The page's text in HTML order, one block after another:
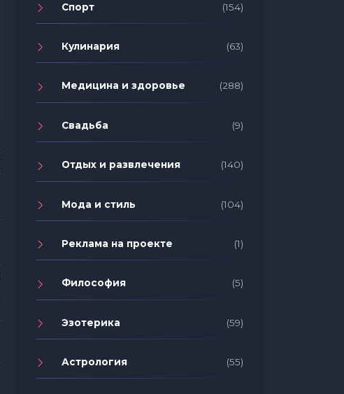
Спорт (154)
Кулинария (63)
Медицина и здоровье (288)
Свадьба (9)
Отдых и развлечения (140)
Мода и стиль (104)
Реклама на проекте (1)
Философия (5)
Эзотерика (59)
Астрология (55)